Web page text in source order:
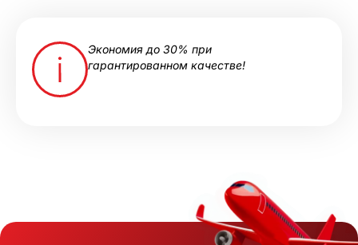
Экономия до 30% при
гарантированном качестве!